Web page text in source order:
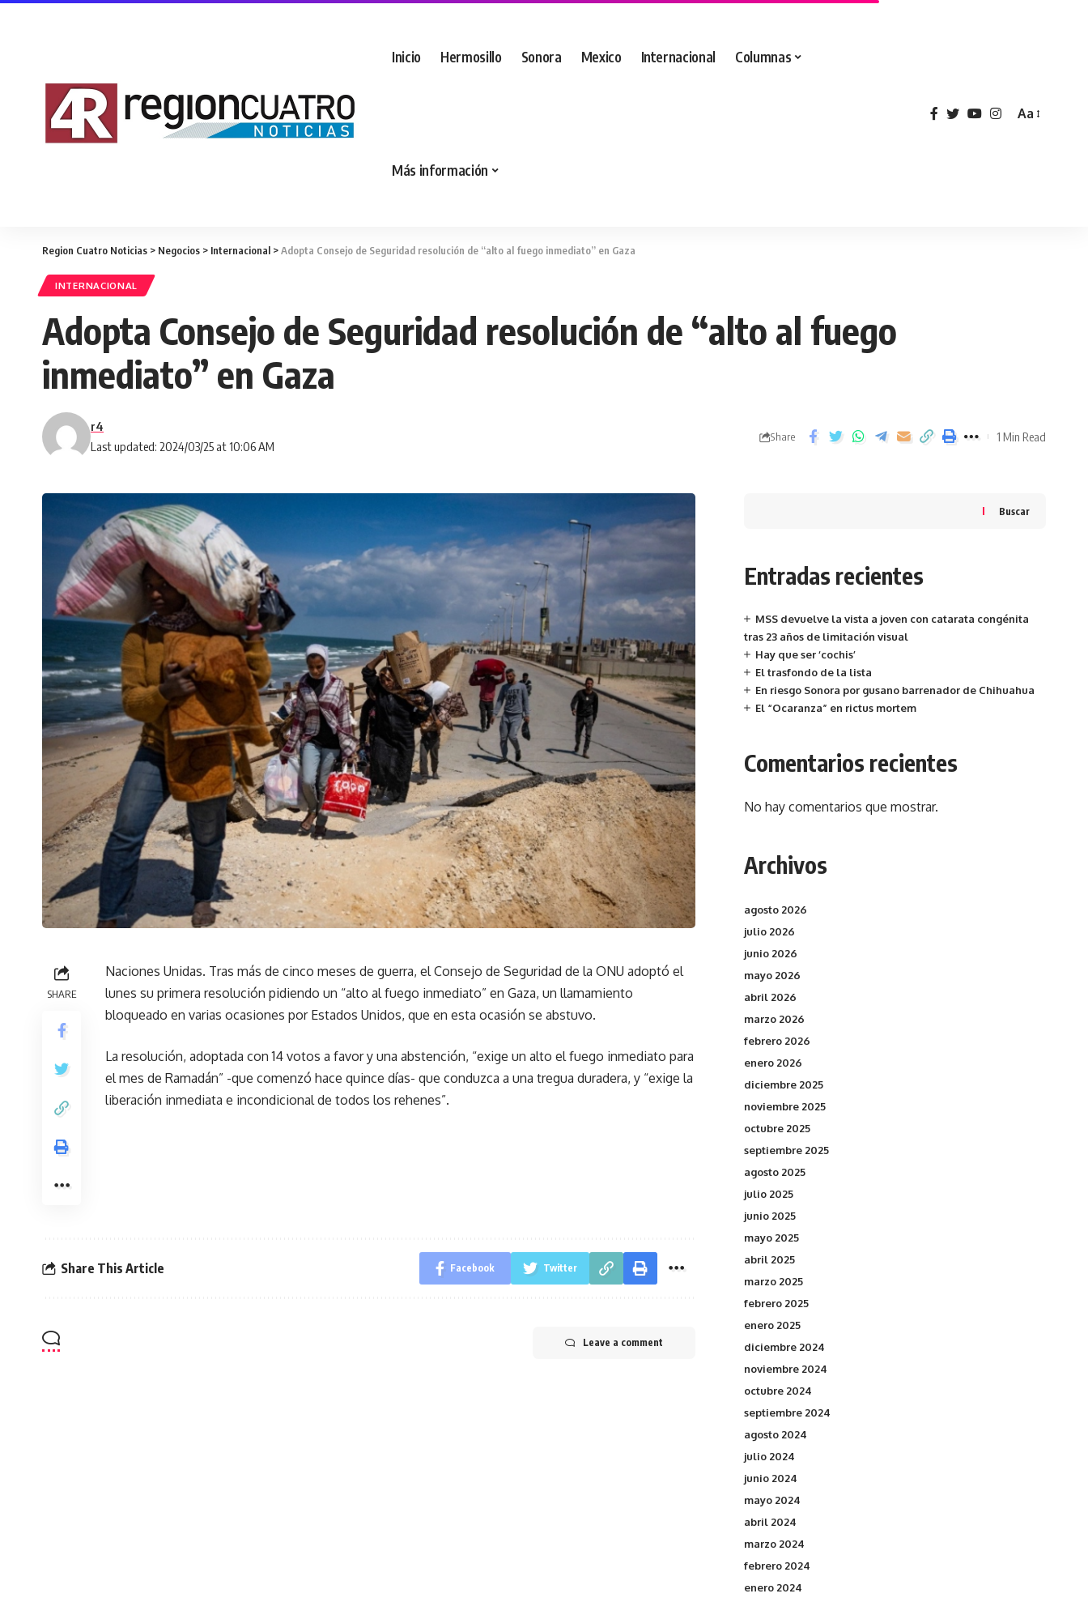
Inicio Hermosillo Sonora Mexico Internacional Columnas
Más información
Aa
Region Cuatro Noticias > Negocios > Internacional >Adopta Consejo de Seguridad resolución de “alto al fuego inmediato” en Gaza
INTERNACIONAL
Adopta Consejo de Seguridad resolución de “alto al fuego
inmediato” en Gaza
Last updated: 2024/03/25 at 10:06 AM
r4
Share 1 Min Read
SHARE
Naciones Unidas. Tras más de cinco meses de guerra, el Consejo de Seguridad de la ONU adoptó el
lunes su primera resolución pidiendo un “alto al fuego inmediato” en Gaza, un llamamiento
bloqueado en varias ocasiones por Estados Unidos, que en esta ocasión se abstuvo.
La resolución, adoptada con 14 votos a favor y una abstención, “exige un alto el fuego inmediato para
el mes de Ramadán” -que comenzó hace quince días- que conduzca a una tregua duradera, y “exige la
liberación inmediata e incondicional de todos los rehenes”.
Share This Article Facebook Twitter
Leave a comment
Buscar
Entradas recientes
MSS devuelve la vista a joven con catarata congénita
tras 23 años de limitación visual
Hay que ser ‘cochis’
El trasfondo de la lista
En riesgo Sonora por gusano barrenador de Chihuahua
El “Ocaranza” en rictus mortem
Comentarios recientes
No hay comentarios que mostrar.
Archivos
agosto 2026
julio 2026
junio 2026
mayo 2026
abril 2026
marzo 2026
febrero 2026
enero 2026
diciembre 2025
noviembre 2025
octubre 2025
septiembre 2025
agosto 2025
julio 2025
junio 2025
mayo 2025
abril 2025
marzo 2025
febrero 2025
enero 2025
diciembre 2024
noviembre 2024
octubre 2024
septiembre 2024
agosto 2024
julio 2024
junio 2024
mayo 2024
abril 2024
marzo 2024
febrero 2024
enero 2024